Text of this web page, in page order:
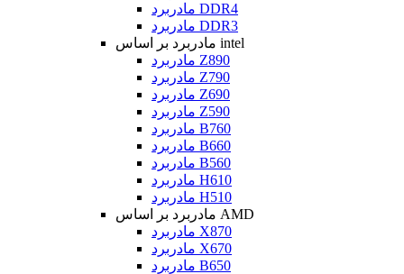
مادربرد DDR4
مادربرد DDR3
مادربرد بر اساس intel
مادربرد Z890
مادربرد Z790
مادربرد Z690
مادربرد Z590
مادربرد B760
مادربرد B660
مادربرد B560
مادربرد H610
مادربرد H510
مادربرد بر اساس AMD
مادربرد X870
مادربرد X670
مادربرد B650